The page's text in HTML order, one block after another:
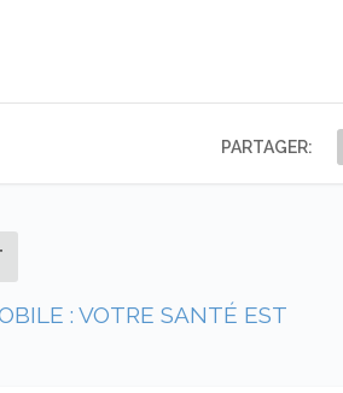
PARTAGER:
: VOTRE SANTÉ EST